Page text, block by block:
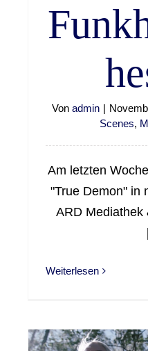
Von admin |
Scenes,
Am letzten
"True Demon" in
ARD Mediathek
Weiterlesen